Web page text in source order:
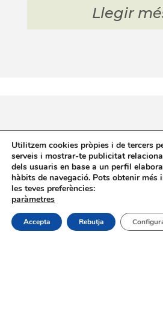
Llegir
On estem:
Placeta de Molina, 4
03830 Muro d’Alcoi, Alicante,
Contacte:
Tel.: 96 5530557
Utilitzem cookies pròpies i de tercers
serveis i mostrar-te publicitat
dels usuaris en base a un perfil
hàbits de navegació. Pots obtenir
les teves preferències:
paràmetres
Accepta Rebutja